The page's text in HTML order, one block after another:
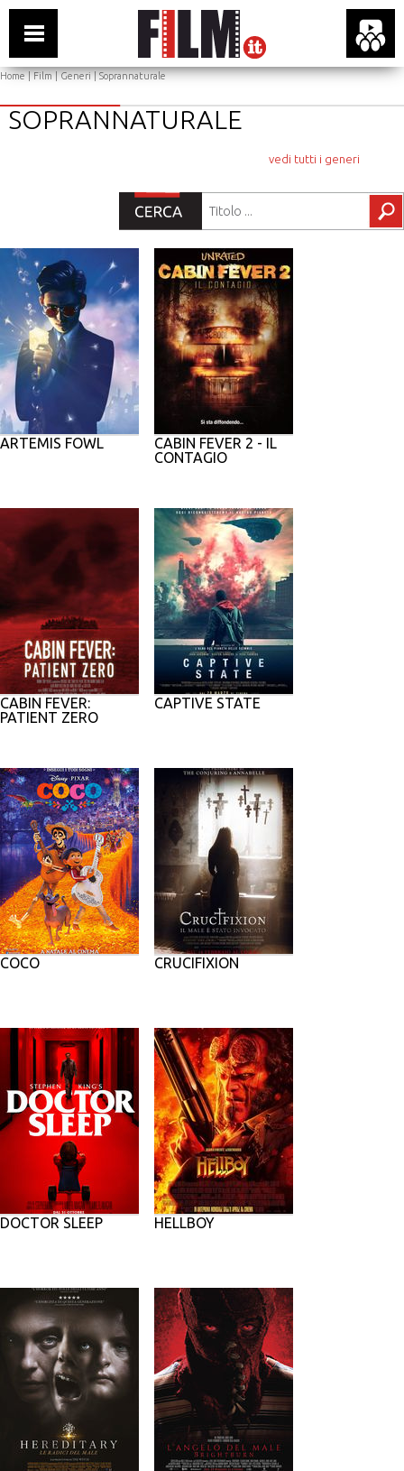
Home|Film|Generi| Soprannaturale
SOPRANNATURALE
vedi tutti i generi
ARTEMIS FOWL
CABIN FEVER 2 - IL
CONTAGIO
CABIN FEVER:
PATIENT ZERO
CAPTIVE STATE
COCO CRUCIFIXION
DOCTOR SLEEP HELLBOY